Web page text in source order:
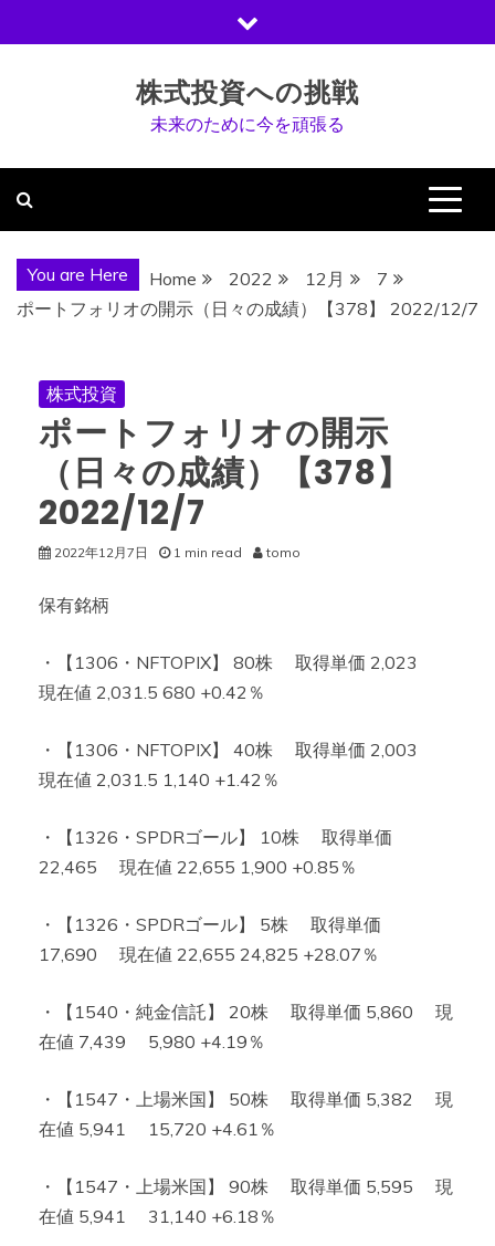
to
株式投資への挑戦
未来のために今を頑張る
You are Here Home 2022 12月
7
ポートフォリオの開示（日々の成績）【378】 2022/12/7
株式投資
ポートフォリオの開示
（日々の成績）【378】
2022/12/7
2022年12月7日 1 min read tomo
保有銘柄
・【1306・NFTOPIX】 80株 取得単価 2,023
現在値 2,031.5 680 +0.42％
・【1306・NFTOPIX】 40株 取得単価 2,003
現在値 2,031.5 1,140 +1.42％
・【1326・SPDRゴール】 10株 取得単価
22,465 現在値 22,655 1,900 +0.85％
・【1326・SPDRゴール】 5株 取得単価
17,690 現在値 22,655 24,825 +28.07％
・【1540・純金信託】 20株 取得単価 5,860 現
在値 7,439 5,980 +4.19％
・【1547・上場米国】 50株 取得単価 5,382 現
在値 5,941 15,720 +4.61％
・【1547・上場米国】 90株 取得単価 5,595 現
在値 5,941 31,140 +6.18％